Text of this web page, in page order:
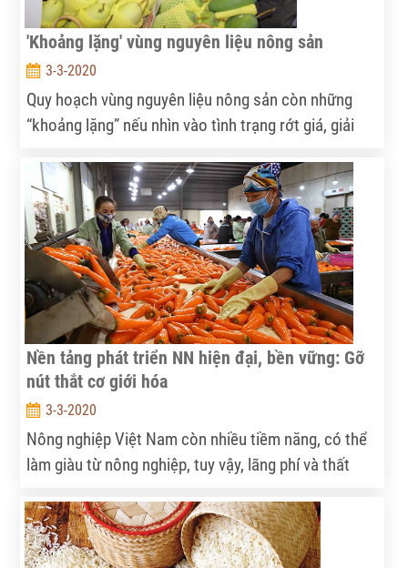
'Khoảng lặng' vùng nguyên liệu nông sản
3-3-2020
Quy hoạch vùng nguyên liệu nông sản còn những
“khoảng lặng” nếu nhìn vào tình trạng rớt giá, giải
nông dân và nông dân kết nối với nhau, giải quyết
bài toán chế biến ở vùng nguyên liệu lại được đặt ra.
Nền tảng phát triển NN hiện đại, bền vững: Gỡ
nút thắt cơ giới hóa
3-3-2020
Nông nghiệp Việt Nam còn nhiều tiềm năng, có thể
làm giàu từ nông nghiệp, tuy vậy, lãng phí và thất
còn khá cao. Nguyên nhân có nhiều nhưng do cơ
giới hóa còn thấp là chủ yếu.